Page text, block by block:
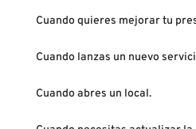
Cuando quieres mejorar tu
Cuando lanzas un nuevo
Cuando abres un local.